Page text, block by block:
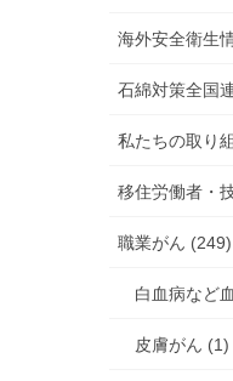
海外安全衛生
石綿対策全国
私たちの取り
移住労働者・
職業がん (249)
白血病など
皮膚がん (1)